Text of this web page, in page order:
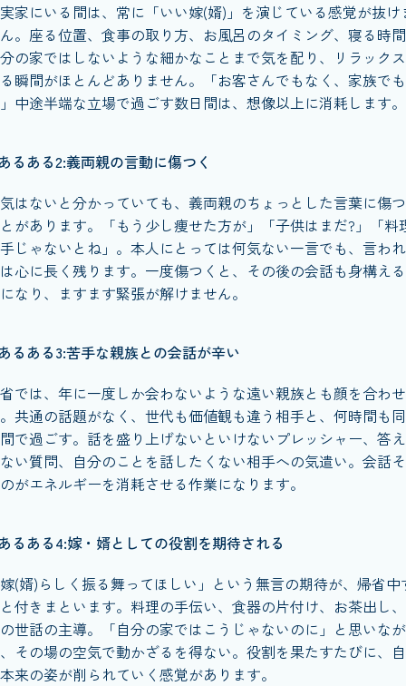
家にいる間は、常に「いい嫁(婿)」を演じている感覚が抜け
。座る位置、食事の取り方、お風呂のタイミング、寝る時間
の家ではしないような細かなことまで気を配り、リラック
瞬間がほとんどありません。「お客さんでもなく、家族で
中途半端な立場で過ごす数日間は、想像以上に消耗します。
るある2:義両親の言動に傷つく
はないと分かっていても、義両親のちょっとした言葉に傷つ
があります。「もう少し痩せた方が」「子供はまだ?」「料
じゃないとね」。本人にとっては何気ない一言でも、言わ
心に長く残ります。一度傷つくと、その後の会話も身構え
なり、ますます緊張が解けません。
るある3:苦手な親族との会話が辛い
では、年に一度しか会わないような遠い親族とも顔を合わ
共通の話題がなく、世代も価値観も違う相手と、何時間も
で過ごす。話を盛り上げないといけないプレッシャー、答
ない質問、自分のことを話したくない相手への気遣い。会話
がエネルギーを消耗させる作業になります。
るある4:嫁・婿としての役割を期待される
嫁(婿)らしく振る舞ってほしい」という無言の期待が、帰省中
付きまといます。料理の手伝い、食器の片付け、お茶出し
世話の主導。「自分の家ではこうじゃないのに」と思いな
その場の空気で動かざるを得ない。役割を果たすたびに、
来の姿が削られていく感覚があります。